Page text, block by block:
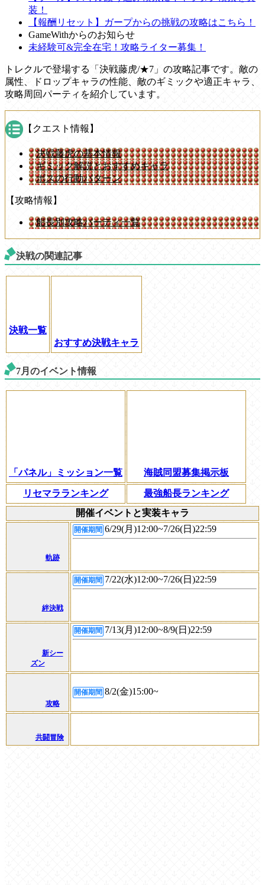
装！
【報酬リセット】ガープからの挑戦の攻略はこちら！
GameWithからのお知らせ
未経験可&完全在宅！攻略ライター募集！
トレクルで登場する「決戦藤虎/★7」の攻略記事です。敵の
属性、ドロップキャラの性能、敵のギミックや適正キャラ、
攻略周回パーティを紹介しています。
【クエスト情報】
決戦藤虎の基本情報
ギミック解説とおすすめキャラ
ボスの行動パターン
【攻略情報】
船長別攻略パーティ一覧
決戦の関連記事
決戦一覧
おすすめ決戦キャラ
7月のイベント情報
「パネル」ミッション一覧 海賊同盟募集掲示板
リセマラランキング
最強船長ランキング
開催イベントと実装キャラ
軌跡
開催期間 6/29(月)12:00~7/26(日)22:59
絆決戦
開催期間 7/22(水)12:00~7/26(日)22:59
新シー
ズン
開催期間 7/13(月)12:00~8/9(日)22:59
攻略
開催期間 8/2(金)15:00~
共闘冒険